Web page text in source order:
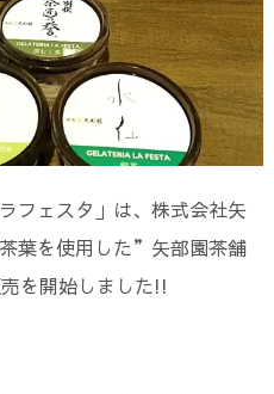
フェスタ」は、株式会社矢
葉を使用した”矢部園茶舗
を開始しました!!